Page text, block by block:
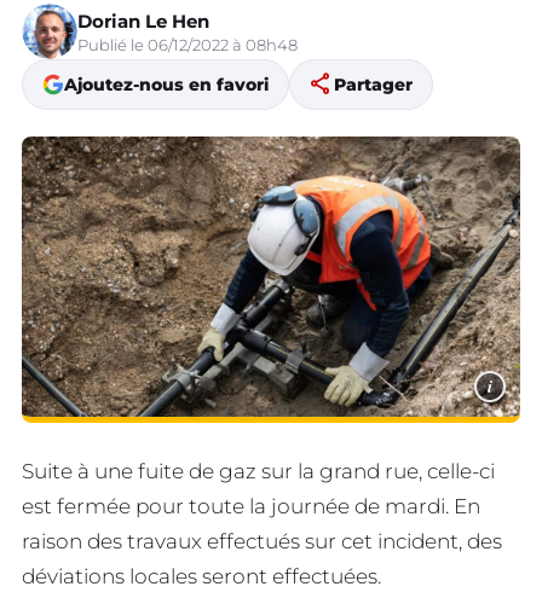
Dorian Le Hen
Publié le 06/12/2022 à 08h48
Ajoutez-nous en favori share Partager
i
Suite à une fuite de gaz sur la grand rue, celle-ci
est fermée pour toute la journée de mardi. En
raison des travaux effectués sur cet incident, des
déviations locales seront effectuées.